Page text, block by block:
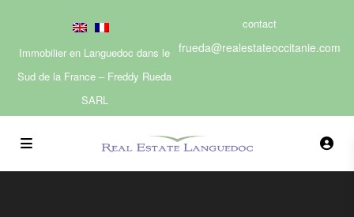
Immobilier en Languedoc dans le
Sud de la France – Freddy Rueda
SARL
contact
frueda@realestateoccitanie.com